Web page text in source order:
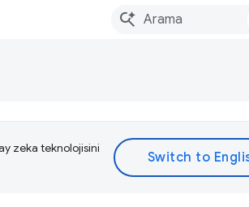
zeka teknolojisini